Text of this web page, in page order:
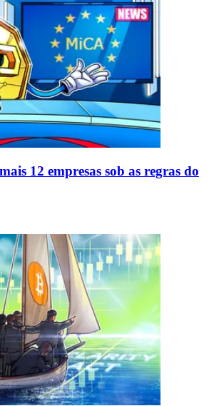
12 empresas sob as regras do